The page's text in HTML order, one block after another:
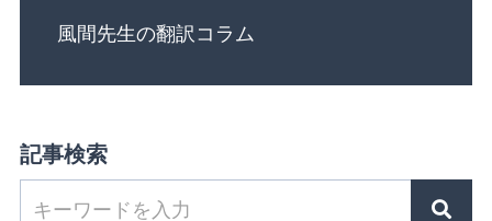
風間先生の翻訳コラム
記事検索